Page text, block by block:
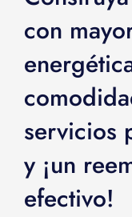
con
servicios
y ¡un
efectivo!